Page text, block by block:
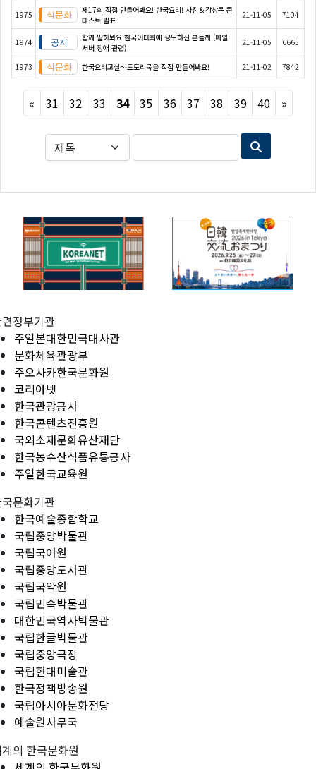
1975
제17회 직접 만들어봐요! 한국요리! 사진＆감상문 콘
테스트 발표
21-11-05 7104
1974
함께 말해봐요 한국어대회에 응모하신 분들께 (메일
서버 장애 관련)
21-11-05 6665
1973 한국요리교실〜도토리묵을 직접 만들어봐요! 21-11-02 7842
« Previous
31 32 33 34 35 36 37 38 39 40 »Next
정부기관
주일본대한민국대사관
문화체육관광부
주오사카한국문화원
코리아넷
한국관광공사
한국콘텐츠진흥원
국외소재문화유산재단
한국농수산식품유통공사
주일한국교육원
문화기관
한국예술종합학교
국립중앙박물관
국립국어원
국립중앙도서관
국립국악원
국립민속박물관
대한민국역사박물관
국립한글박물관
국립중앙극장
국립현대미술관
한국정책방송원
국립아시아문화전당
예술원사무국
의 한국문화원